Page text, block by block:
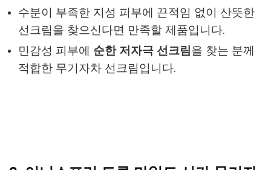
수분이 부족한 지성 피부에 끈적임 없이 산뜻한
선크림을 찾으신다면 만족할 제품입니다.
민감성 피부에 순한 저자극 선크림 을 찾는 분께
적합한 무기자차 선크림입니다.